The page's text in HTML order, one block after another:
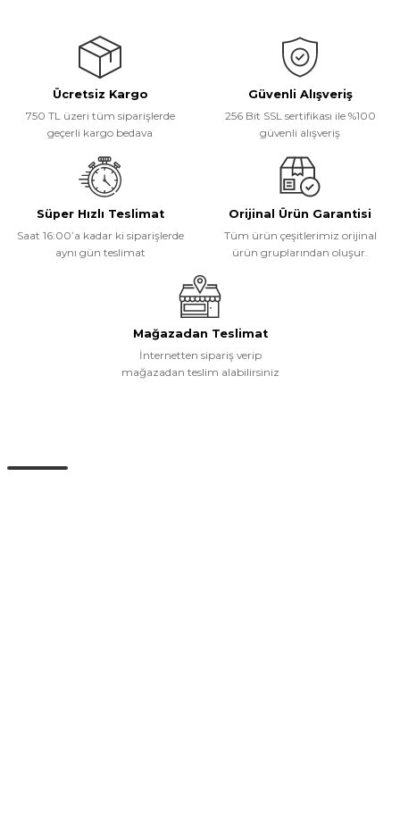
tarafımıza iletebilirsiniz.
Görüş ve önerileriniz için teşekkür ederiz.
Ürün resmi kalitesiz, bozuk veya görüntülenemiyor.
Ürün açıklamasında eksik bilgiler bulunuyor.
Ürün fiyatı diğer sitelerden daha pahalı.
Bu ürüne benzer farklı alternatifler olmalı.
Gönder
Ücretsiz Kargo
750 TL üzeri tüm siparişlerde
geçerli kargo bedava
Güvenli Alışveriş
256 Bit SSL sertifikası ile %100
güvenli alışveriş
Süper Hızlı Teslimat
Saat 16:00’a kadar ki siparişlerde
aynı gün teslimat
Orijinal Ürün Garantisi
Tüm ürün çeşitlerimiz orijinal
ürün gruplarından oluşur.
Mağazadan Teslimat
İnternetten sipariş verip
mağazadan teslim alabilirsiniz